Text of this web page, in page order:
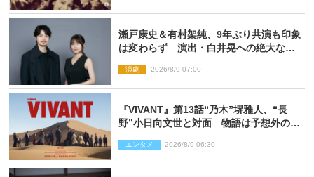
瀬戸康史＆有村架純、9年ぶり共演も印象
は変わらず 演出・白井晃への絶大なる
演劇 2026/8/9 07:00
『VIVANT』第13話“乃木”堺雅人、“長
野”小日向文世と対面 物語は予想外の展
エンタメ 2026/8/9 06:30